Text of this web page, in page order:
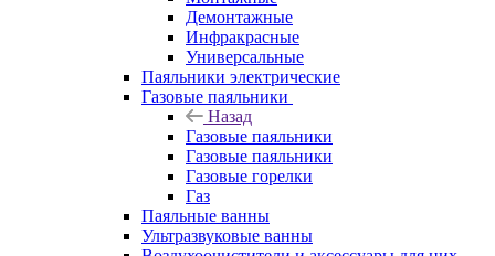
Демонтажные
Инфракрасные
Универсальные
Паяльники электрические
Газовые паяльники
Назад
Газовые паяльники
Газовые паяльники
Газовые горелки
Газ
Паяльные ванны
Ультразвуковые ванны